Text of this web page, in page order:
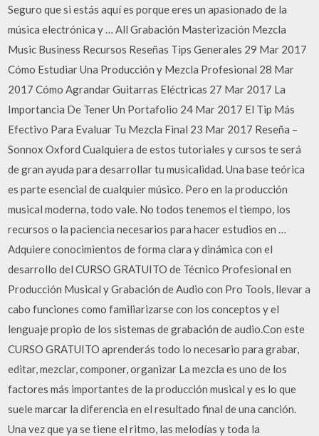
Seguro que si estás aquí es porque eres un apasionado de la
música electrónica y … All Grabación Masterización Mezcla
Music Business Recursos Reseñas Tips Generales 29 Mar 2017
Cómo Estudiar Una Producción y Mezcla Profesional 28 Mar
2017 Cómo Agrandar Guitarras Eléctricas 27 Mar 2017 La
Importancia De Tener Un Portafolio 24 Mar 2017 El Tip Más
Efectivo Para Evaluar Tu Mezcla Final 23 Mar 2017 Reseña –
Sonnox Oxford Cualquiera de estos tutoriales y cursos te será
de gran ayuda para desarrollar tu musicalidad. Una base teórica
es parte esencial de cualquier músico. Pero en la producción
musical moderna, todo vale. No todos tenemos el tiempo, los
recursos o la paciencia necesarios para hacer estudios en …
Adquiere conocimientos de forma clara y dinámica con el
desarrollo del CURSO GRATUITO de Técnico Profesional en
Producción Musical y Grabación de Audio con Pro Tools, llevar a
cabo funciones como familiarizarse con los conceptos y el
lenguaje propio de los sistemas de grabación de audio.Con este
CURSO GRATUITO aprenderás todo lo necesario para grabar,
editar, mezclar, componer, organizar La mezcla es uno de los
factores más importantes de la producción musical y es lo que
suele marcar la diferencia en el resultado final de una canción.
Una vez que ya se tiene el ritmo, las melodías y toda la